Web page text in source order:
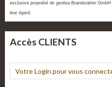
exclusive propriété de geobra Brandstätter
leur égard.
Accès CLIENTS